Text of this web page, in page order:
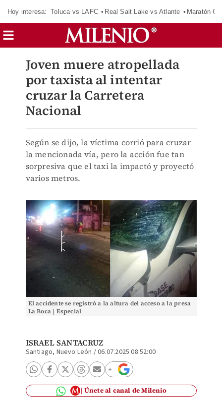
Hoy interesa: Toluca vs LAFC Real Salt Lake vs Atlante Maratón
Joven muere atropellada
por taxista al intentar
cruzar la Carretera
Nacional
Según se dijo, la víctima corrió para cruzar
la mencionada vía, pero la acción fue tan
sorpresiva que el taxi la impactó y proyectó
varios metros.
El accidente se registró a la altura del acceso a la presa
La Boca | Especial
ISRAEL SANTACRUZ
Santiago, Nuevo León /06.07.2025 08:52:00
Únete al canal de Milenio